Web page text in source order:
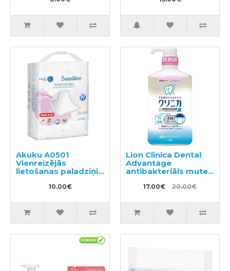
Akuku A0501
Vienreizējās
lietošanas paladziņi
10.00€
Lion Clinica Dental
Advantage
antibakteriāls mutes
skalošanas līdzeklis
ar citrusu garšu, bez
17.00€ 20.00€